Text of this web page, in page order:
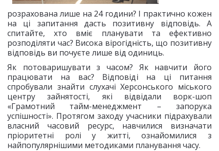
розрахована лише на 24 години? І практично кожен
на ці запитання дасть позитивну відповідь. А
спитайте, хто вміє планувати та ефективно
розподіляти час? Висока вірогідність, що позитивну
відповідь ви почуєте лише від одиниць.
Як потоваришувати з часом? Як навчити його
працювати на вас? Відповіді на ці питання
спробували знайти слухачі Херсонського міського
центру зайнятості, які відвідали ворк-шоп
«Грамотний тайм-менеджмент – запорука
успішності». Протягом заходу учасники підрахували
власний часовий ресурс, навчилися визначати
пріоритетні ролі у житті, ознайомилися з
найпопулярнішими методиками планування часу.